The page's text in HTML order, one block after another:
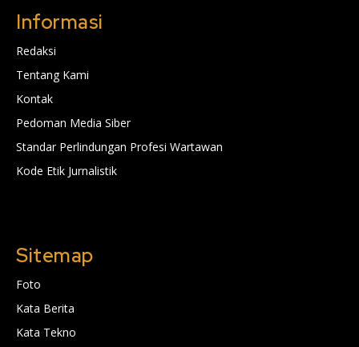
Informasi
Redaksi
Tentang Kami
Kontak
Pedoman Media Siber
Standar Perlindungan Profesi Wartawan
Kode Etik Jurnalistik
Sitemap
Foto
Kata Berita
Kata Tekno